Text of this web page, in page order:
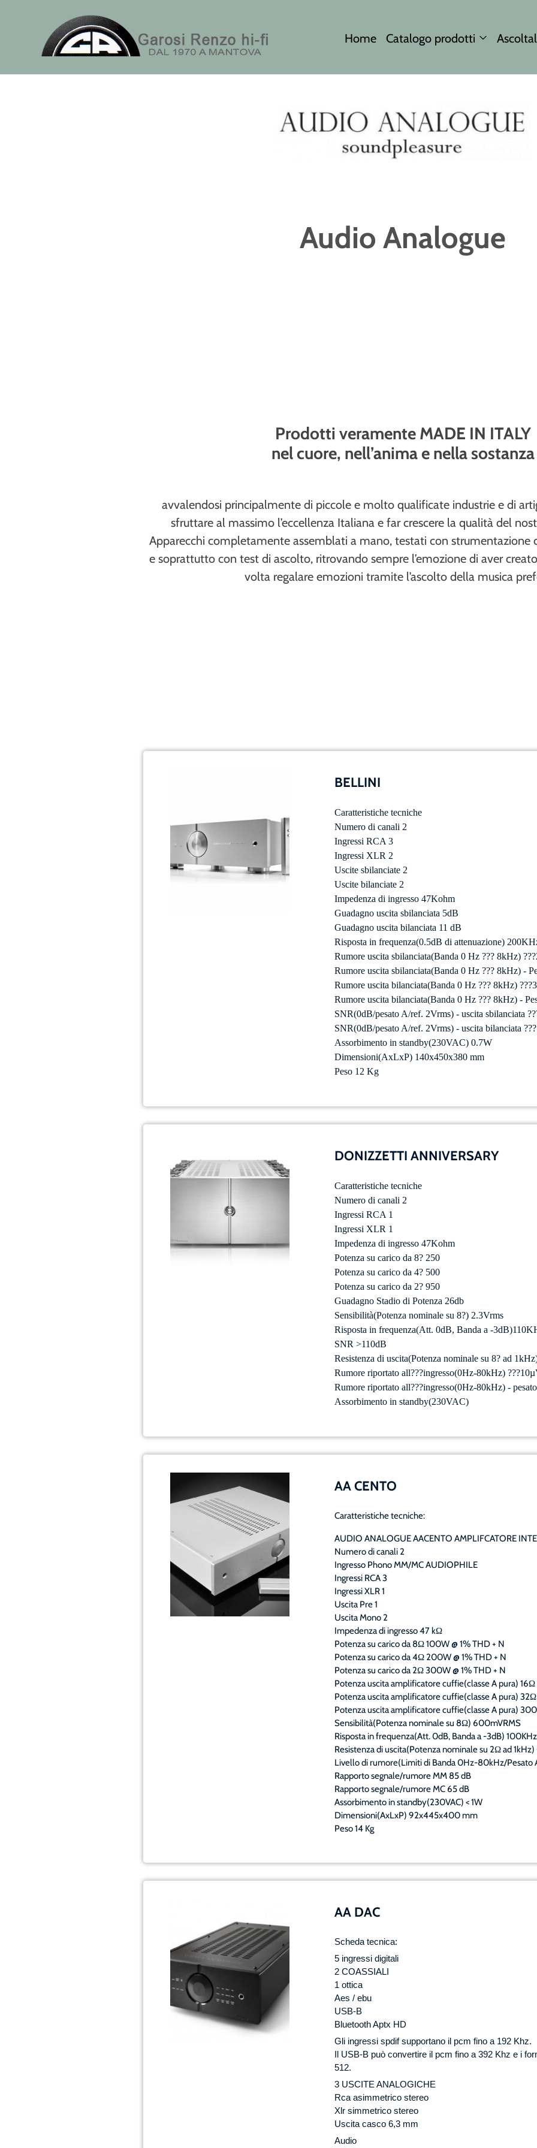
Home Catalogo prodotti
Audio Analogue
Prodotti veramente MADE IN ITALY
nel cuore, nell’anima e nella sostanza
avvalendosi principalmente di piccole e molto qualificate industrie e di
sfruttare al massimo l’eccellenza Italiana e far crescere la qualità del
Apparecchi completamente assemblati a mano, testati con strumentazione
e soprattutto con test di ascolto, ritrovando sempre l’emozione di aver
volta regalare emozioni tramite l’ascolto della musica
BELLINI
Caratteristiche tecniche
Numero di canali 2
Ingressi RCA 3
Ingressi XLR 2
Uscite sbilanciate 2
Uscite bilanciate 2
Impedenza di ingresso 47Kohm
Guadagno uscita sbilanciata 5dB
Guadagno uscita bilanciata 11 dB
Risposta in frequenza(0.5dB di attenuazione)
Rumore uscita sbilanciata(Banda 0 Hz ??? 8kHz)
Rumore uscita sbilanciata(Banda 0 Hz ??? 8kHz) -
Rumore uscita bilanciata(Banda 0 Hz ??? 8kHz)
Rumore uscita bilanciata(Banda 0 Hz ??? 8kHz) -
SNR(0dB/pesato A/ref. 2Vrms) - uscita sbilanciata
SNR(0dB/pesato A/ref. 2Vrms) - uscita bilanciata
Assorbimento in standby(230VAC) 0.7W
Dimensioni(AxLxP) 140x450x380 mm
Peso 12 Kg
DONIZZETTI ANNIVERSARY
Caratteristiche tecniche
Numero di canali 2
Ingressi RCA 1
Ingressi XLR 1
Impedenza di ingresso 47Kohm
Potenza su carico da 8? 250
Potenza su carico da 4? 500
Potenza su carico da 2? 950
Guadagno Stadio di Potenza 26db
Sensibilità(Potenza nominale su 8?) 2.3Vrms
Risposta in frequenza(Att. 0dB, Banda a -
SNR >110dB
Resistenza di uscita(Potenza nominale su 8? ad
Rumore riportato all???ingresso(0Hz-80kHz)
Rumore riportato all???ingresso(0Hz-80kHz) -
Assorbimento in standby(230VAC)
AA CENTO
Caratteristiche tecniche:
AUDIO ANALOGUE AACENTO AMPLIFCATORE
Numero di canali 2
Ingresso Phono MM/MC AUDIOPHILE
Ingressi RCA 3
Ingressi XLR 1
Uscita Pre 1
Uscita Mono 2
Impedenza di ingresso 47 kΩ
Potenza su carico da 8Ω 100W @ 1% THD + N
Potenza su carico da 4Ω 200W @ 1% THD + N
Potenza su carico da 2Ω 300W @ 1% THD + N
Potenza uscita amplificatore cuffie(classe A pura)
Potenza uscita amplificatore cuffie(classe A pura) 32Ω
Potenza uscita amplificatore cuffie(classe A pura)
Sensibilità(Potenza nominale su 8Ω) 600mVRMS
Risposta in frequenza(Att. 0dB, Banda a -3dB) 100KHz
Resistenza di uscita(Potenza nominale su 2Ω ad
Livello di rumore(Limiti di Banda 0Hz-80kHz/Pesato
Rapporto segnale/rumore MM 85 dB
Rapporto segnale/rumore MC 65 dB
Assorbimento in standby(230VAC) < 1W
Dimensioni(AxLxP) 92x445x400 mm
Peso 14 Kg
AA DAC
Scheda tecnica:
5 ingressi digitali
2 COASSIALI
1 ottica
Aes / ebu
USB-B
Bluetooth Aptx HD
Gli ingressi spdif supportano il pcm fino a 192 Khz.
Il USB-B può convertire il pcm fino a 392 Khz e i
512.
3 USCITE ANALOGICHE
Rca asimmetrico stereo
Xlr simmetrico stereo
Uscita casco 6,3 mm
Audio